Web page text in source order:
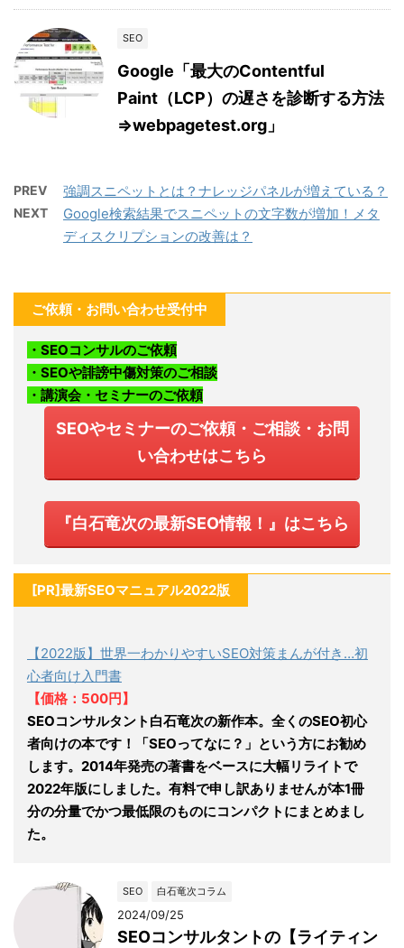
SEO
Google「最大のContentful
Paint（LCP）の遅さを診断する方法
⇒webpagetest.org」
PREV 強調スニペットとは？ナレッジパネルが増えている？
NEXT
Google検索結果でスニペットの文字数が増加！メタ
ディスクリプションの改善は？
ご依頼・お問い合わせ受付中
・SEOコンサルのご依頼
・SEOや誹謗中傷対策のご相談
・講演会・セミナーのご依頼
SEOやセミナーのご依頼・ご相談・お問
い合わせはこちら
『白石竜次の最新SEO情報！』はこちら
[PR]最新SEOマニュアル2022版
【2022版】世界一わかりやすいSEO対策まんが付き…初
心者向け入門書
【価格：500円】
SEOコンサルタント白石竜次の新作本。全くのSEO初心
者向けの本です！「SEOってなに？」という方にお勧め
します。2014年発売の著書をベースに大幅リライトで
2022年版にしました。有料で申し訳ありませんが本1冊
分の分量でかつ最低限のものにコンパクトにまとめまし
た。
SEO 白石竜次コラム
2024/09/25
SEOコンサルタントの【ライティン